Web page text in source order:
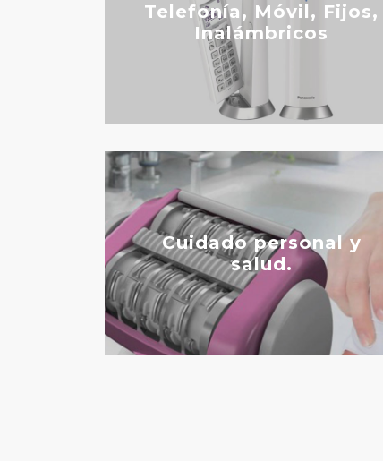
Telefonía, Móvil, Fijos,
Inalámbricos
Cuidado personal y
salud.